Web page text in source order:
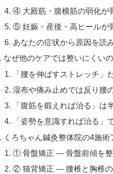
④ 大殿筋・腹横筋の弱化が
⑤ 妊娠・産後・高ヒールが
あなたの症状から原因を読
なぜ他のケアでは整いにくい
「腰を伸ばすストレッチ
湿布や痛み止めでは反り腰
「腹筋を鍛えれば治る」は
「姿勢を意識すれば治る」
くろちゃん鍼灸整体院の4施術
① 骨盤矯正 — 骨盤前傾を整
② 猫背矯正 — 腰椎と胸椎の